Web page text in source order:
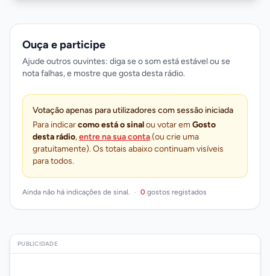
Ouça e participe
Ajude outros ouvintes: diga se o som está estável ou se
nota falhas, e mostre que gosta desta rádio.
Votação apenas para utilizadores com sessão iniciada
Para indicarcomo está o sinalou votar emGosto
desta rádio,entre na sua conta(ou crie uma
gratuitamente). Os totais abaixo continuam visíveis
para todos.
Ainda não há indicações de sinal. · 0 gostos registados
PUBLICIDADE